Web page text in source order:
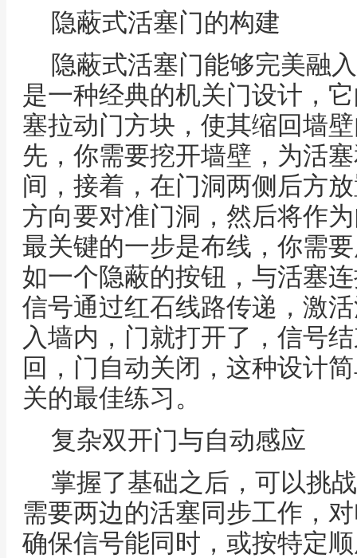
隐蔽式活塞门的构建
隐蔽式活塞门能够完美融
是一种经典的机关门设计，
塞拉动门方块，使其缩回墙
先，你需要挖开墙壁，为活
间，接着，在门洞两侧后方
方向要对准门洞，然后将作
最关键的一步是布线，你需
如一个隐蔽的按钮，与活塞
信号通过红石线路传递，激
入墙内，门就打开了，信号
回，门自动关闭，这种设计
关的最佳练习。
复杂双开门与自动感应
掌握了基础之后，可以挑
需要两边的活塞同步工作，
确保信号能同时，或按特定